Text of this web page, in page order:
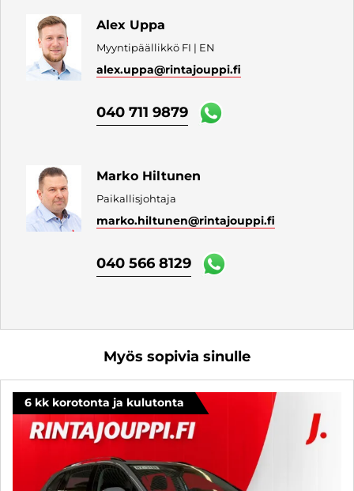
Alex Uppa
Myyntipäällikkö FI | EN
alex.uppa@rintajouppi.fi
040 711 9879
Marko Hiltunen
Paikallisjohtaja
marko.hiltunen@rintajouppi.fi
040 566 8129
Myös sopivia sinulle
6 kk korotonta ja kulutonta